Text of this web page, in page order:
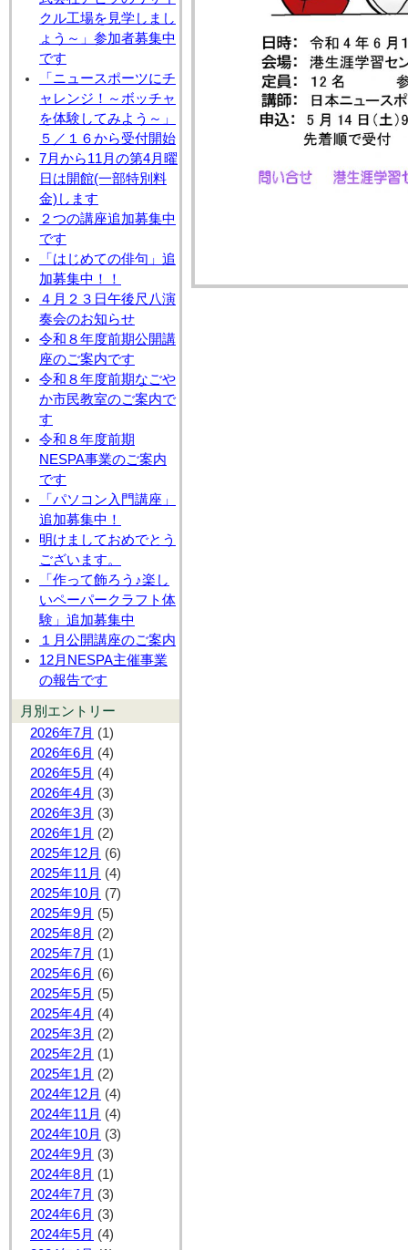
クル工場を見学しまし
ょう～」参加者募集中
です
「ニュースポーツにチ
ャレンジ！～ボッチャ
を体験してみよう～」
５／１６から受付開始
7月から11月の第4月曜
日は開館(一部特別料
金)します
２つの講座追加募集中
です
「はじめての俳句」追
加募集中！！
４月２３日午後尺八演
奏会のお知らせ
令和８年度前期公開講
座のご案内です
令和８年度前期なごや
か市民教室のご案内で
す
令和８年度前期
NESPA事業のご案内
です
「パソコン入門講座」
追加募集中！
明けましておめでとう
ございます。
「作って飾ろう♪楽し
いペーパークラフト体
験」追加募集中
１月公開講座のご案内
12月NESPA主催事業
の報告です
月別エントリー
2026年7月 (1)
2026年6月 (4)
2026年5月 (4)
2026年4月 (3)
2026年3月 (3)
2026年1月 (2)
2025年12月 (6)
2025年11月 (4)
2025年10月 (7)
2025年9月 (5)
2025年8月 (2)
2025年7月 (1)
2025年6月 (6)
2025年5月 (5)
2025年4月 (4)
2025年3月 (2)
2025年2月 (1)
2025年1月 (2)
2024年12月 (4)
2024年11月 (4)
2024年10月 (3)
2024年9月 (3)
2024年8月 (1)
2024年7月 (3)
2024年6月 (3)
2024年5月 (4)